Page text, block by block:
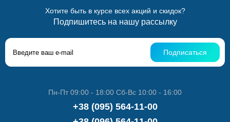
Хотите быть в курсе всех акций и скидок?
Подпишитесь на нашу рассылку
Подписаться
Пн-Пт 09:00 - 18:00 Сб-Вс 10:00 - 16:00
+38 (095) 564-11-00